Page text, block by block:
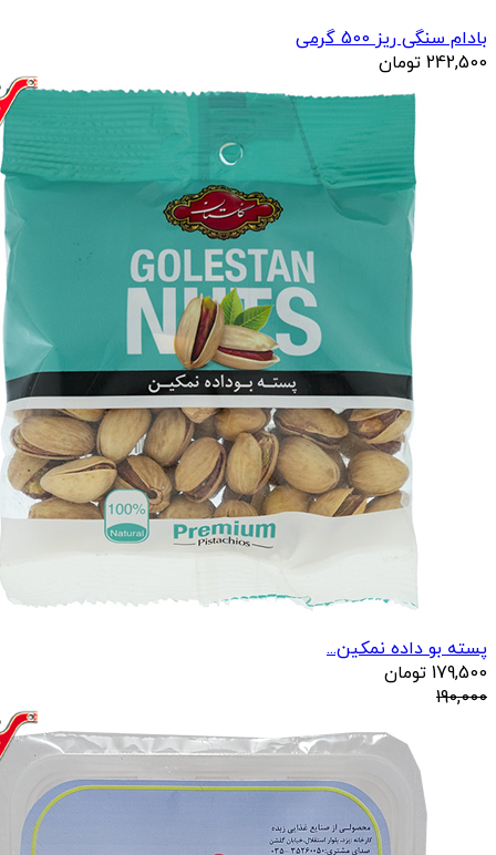
بادام سنگی ریز 500 گرمی
242,500 تومان
پسته بو داده نمکین...
179,500 تومان
190,000